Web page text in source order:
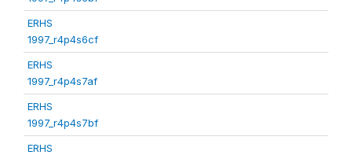
ERHS
1997_r4p4s6cf
ERHS
1997_r4p4s7af
ERHS
1997_r4p4s7bf
ERHS